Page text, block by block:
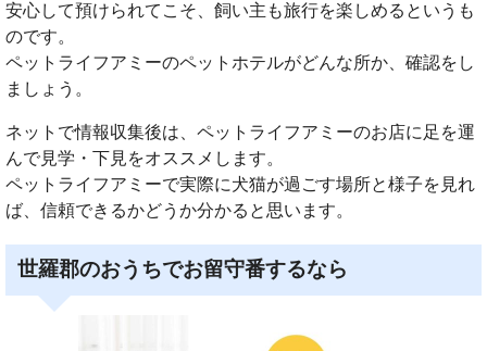
安心して預けられてこそ、飼い主も旅行を楽しめるというも
のです。
ペットライフアミーのペットホテルがどんな所か、確認をし
ましょう。
ネットで情報収集後は、ペットライフアミーのお店に足を運
んで見学・下見をオススメします。
ペットライフアミーで実際に犬猫が過ごす場所と様子を見れ
ば、信頼できるかどうか分かると思います。
世羅郡のおうちでお留守番するなら